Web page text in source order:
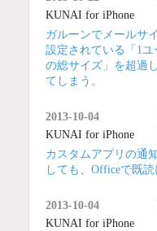
KUNAI for iPhone
ガルーンでメールサ
設定されている「1
の総サイズ」を超過
てしまう。
2013-10-04
KUNAI for iPhone
カスタムアプリの通
しても、Officeで既読
2013-10-04
KUNAI for iPhone